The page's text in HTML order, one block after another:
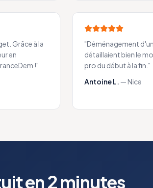
Grâce à la
en
!"
"Déménagement
détaillaient bien le
pro du début à la fin."
Antoine L. —Nice
en 2 minutes